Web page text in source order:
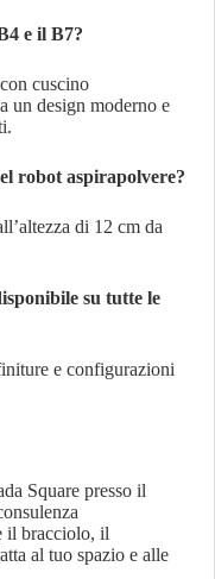
e il B7?
cuscino
un design moderno e
robot aspirapolvere?
di 12 cm da
su tutte le
e configurazioni
Square presso il
il bracciolo, il
al tuo spazio e alle